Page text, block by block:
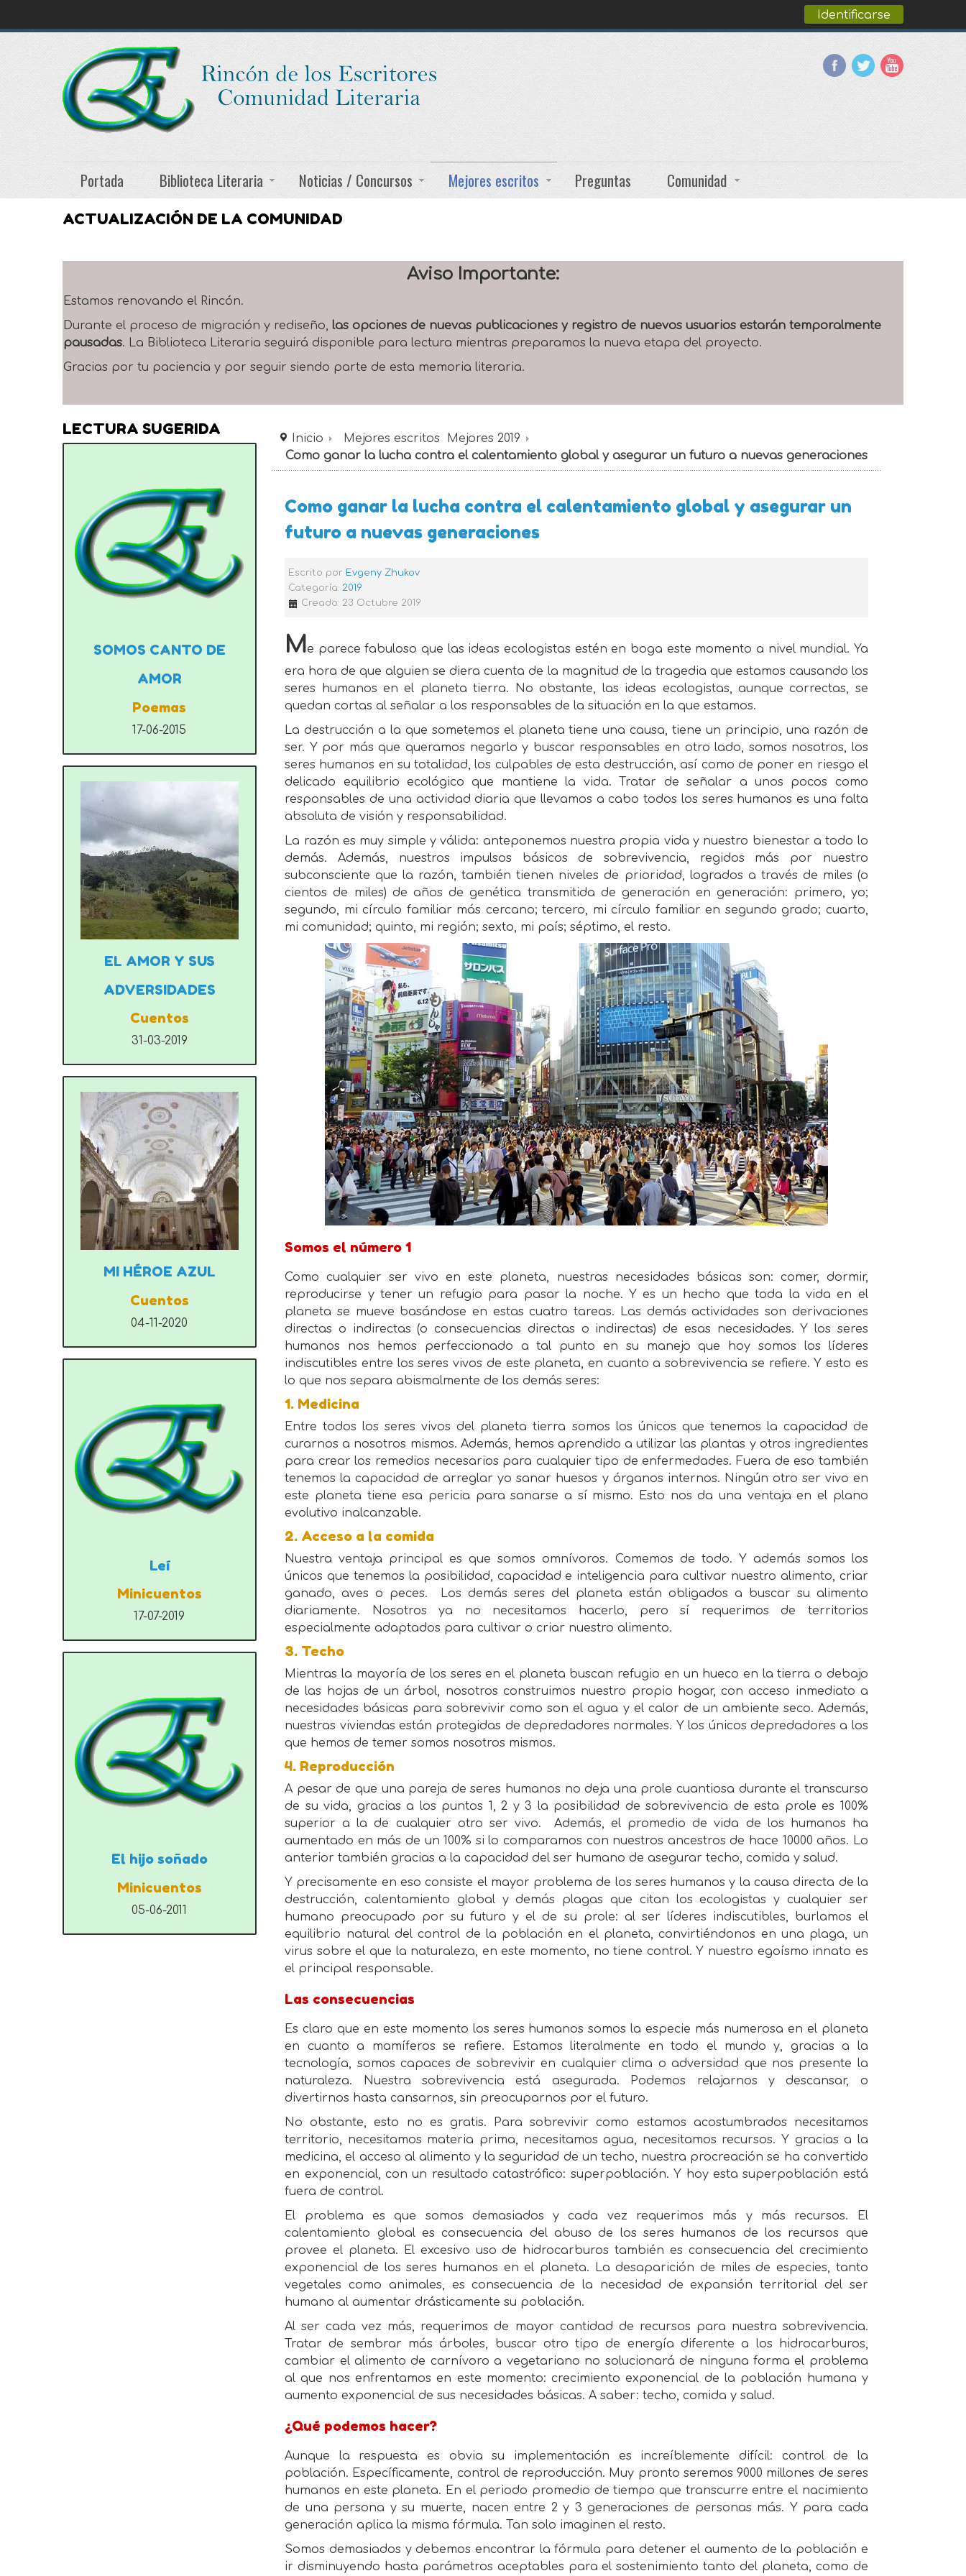
Identificarse
Portada Biblioteca Literaria Noticias / Concursos Mejores escritos Preguntas Comunidad
ACTUALIZACIÓN DE LA COMUNIDAD
Aviso Importante:
Estamos renovando el Rincón.
Durante el proceso de migración y rediseño, las opciones de nuevas publicaciones y registro de nuevos usuarios estarán temporalmente
pausadas. La Biblioteca Literaria seguirá disponible para lectura mientras preparamos la nueva etapa del proyecto.
Gracias por tu paciencia y por seguir siendo parte de esta memoria literaria.
Inicio Mejores escritos
Mejores 2019
Como ganar la lucha contra el calentamiento global y asegurar un futuro a nuevas generaciones
Como ganar la lucha contra el calentamiento global y asegurar un
futuro a nuevas generaciones
Escrito por Evgeny Zhukov
Categoría: 2019
Creado: 23 Octubre 2019
Me parece fabuloso que las ideas ecologistas estén en boga este momento a nivel mundial. Ya
era hora de que alguien se diera cuenta de la magnitud de la tragedia que estamos causando los
seres humanos en el planeta tierra. No obstante, las ideas ecologistas, aunque correctas, se
quedan cortas al señalar a los responsables de la situación en la que estamos.
La destrucción a la que sometemos el planeta tiene una causa, tiene un principio, una razón de
ser. Y por más que queramos negarlo y buscar responsables en otro lado, somos nosotros, los
seres humanos en su totalidad, los culpables de esta destrucción, así como de poner en riesgo el
delicado equilibrio ecológico que mantiene la vida. Tratar de señalar a unos pocos como
responsables de una actividad diaria que llevamos a cabo todos los seres humanos es una falta
absoluta de visión y responsabilidad.
La razón es muy simple y válida: anteponemos nuestra propia vida y nuestro bienestar a todo lo
demás. Además, nuestros impulsos básicos de sobrevivencia, regidos más por nuestro
subconsciente que la razón, también tienen niveles de prioridad, logrados a través de miles (o
cientos de miles) de años de genética transmitida de generación en generación: primero, yo;
segundo, mi círculo familiar más cercano; tercero, mi círculo familiar en segundo grado; cuarto,
mi comunidad; quinto, mi región; sexto, mi país; séptimo, el resto.
Somos el número 1
Como cualquier ser vivo en este planeta, nuestras necesidades básicas son: comer, dormir,
reproducirse y tener un refugio para pasar la noche. Y es un hecho que toda la vida en el
planeta se mueve basándose en estas cuatro tareas. Las demás actividades son derivaciones
directas o indirectas (o consecuencias directas o indirectas) de esas necesidades. Y los seres
humanos nos hemos perfeccionado a tal punto en su manejo que hoy somos los líderes
indiscutibles entre los seres vivos de este planeta, en cuanto a sobrevivencia se refiere. Y esto es
lo que nos separa abismalmente de los demás seres:
1. Medicina
Entre todos los seres vivos del planeta tierra somos los únicos que tenemos la capacidad de
curarnos a nosotros mismos. Además, hemos aprendido a utilizar las plantas y otros ingredientes
para crear los remedios necesarios para cualquier tipo de enfermedades. Fuera de eso también
tenemos la capacidad de arreglar yo sanar huesos y órganos internos. Ningún otro ser vivo en
este planeta tiene esa pericia para sanarse a sí mismo. Esto nos da una ventaja en el plano
evolutivo inalcanzable.
2. Acceso a la comida
Nuestra ventaja principal es que somos omnívoros. Comemos de todo. Y además somos los
únicos que tenemos la posibilidad, capacidad e inteligencia para cultivar nuestro alimento, criar
ganado, aves o peces. Los demás seres del planeta están obligados a buscar su alimento
diariamente. Nosotros ya no necesitamos hacerlo, pero sí requerimos de territorios
especialmente adaptados para cultivar o criar nuestro alimento.
3. Techo
Mientras la mayoría de los seres en el planeta buscan refugio en un hueco en la tierra o debajo
de las hojas de un árbol, nosotros construimos nuestro propio hogar, con acceso inmediato a
necesidades básicas para sobrevivir como son el agua y el calor de un ambiente seco. Además,
nuestras viviendas están protegidas de depredadores normales. Y los únicos depredadores a los
que hemos de temer somos nosotros mismos.
4. Reproducción
A pesar de que una pareja de seres humanos no deja una prole cuantiosa durante el transcurso
de su vida, gracias a los puntos 1, 2 y 3 la posibilidad de sobrevivencia de esta prole es 100%
superior a la de cualquier otro ser vivo. Además, el promedio de vida de los humanos ha
aumentado en más de un 100% si lo comparamos con nuestros ancestros de hace 10000 años. Lo
anterior también gracias a la capacidad del ser humano de asegurar techo, comida y salud.
Y precisamente en eso consiste el mayor problema de los seres humanos y la causa directa de la
destrucción, calentamiento global y demás plagas que citan los ecologistas y cualquier ser
humano preocupado por su futuro y el de su prole: al ser líderes indiscutibles, burlamos el
equilibrio natural del control de la población en el planeta, convirtiéndonos en una plaga, un
virus sobre el que la naturaleza, en este momento, no tiene control. Y nuestro egoísmo innato es
el principal responsable.
Las consecuencias
Es claro que en este momento los seres humanos somos la especie más numerosa en el planeta
en cuanto a mamíferos se refiere. Estamos literalmente en todo el mundo y, gracias a la
tecnología, somos capaces de sobrevivir en cualquier clima o adversidad que nos presente la
naturaleza. Nuestra sobrevivencia está asegurada. Podemos relajarnos y descansar, o
divertirnos hasta cansarnos, sin preocuparnos por el futuro.
No obstante, esto no es gratis. Para sobrevivir como estamos acostumbrados necesitamos
territorio, necesitamos materia prima, necesitamos agua, necesitamos recursos. Y gracias a la
medicina, el acceso al alimento y la seguridad de un techo, nuestra procreación se ha convertido
en exponencial, con un resultado catastrófico: superpoblación. Y hoy esta superpoblación está
fuera de control.
El problema es que somos demasiados y cada vez requerimos más y más recursos. El
calentamiento global es consecuencia del abuso de los seres humanos de los recursos que
provee el planeta. El excesivo uso de hidrocarburos también es consecuencia del crecimiento
exponencial de los seres humanos en el planeta. La desaparición de miles de especies, tanto
vegetales como animales, es consecuencia de la necesidad de expansión territorial del ser
humano al aumentar drásticamente su población.
Al ser cada vez más, requerimos de mayor cantidad de recursos para nuestra sobrevivencia.
Tratar de sembrar más árboles, buscar otro tipo de energía diferente a los hidrocarburos,
cambiar el alimento de carnívoro a vegetariano no solucionará de ninguna forma el problema
al que nos enfrentamos en este momento: crecimiento exponencial de la población humana y
aumento exponencial de sus necesidades básicas. A saber: techo, comida y salud.
¿Qué podemos hacer?
Aunque la respuesta es obvia su implementación es increíblemente difícil: control de la
población. Específicamente, control de reproducción. Muy pronto seremos 9000 millones de seres
humanos en este planeta. En el periodo promedio de tiempo que transcurre entre el nacimiento
de una persona y su muerte, nacen entre 2 y 3 generaciones de personas más. Y para cada
generación aplica la misma fórmula. Tan solo imaginen el resto.
Somos demasiados y debemos encontrar la fórmula para detener el aumento de la población e
ir disminuyendo hasta parámetros aceptables para el sostenimiento tanto del planeta, como de
LECTURA SUGERIDA
SOMOS CANTO DE
AMOR
Poemas
17-06-2015
EL AMOR Y SUS
ADVERSIDADES
Cuentos
31-03-2019
MI HÉROE AZUL
Cuentos
04-11-2020
Leí
Minicuentos
17-07-2019
El hijo soñado
Minicuentos
05-06-2011